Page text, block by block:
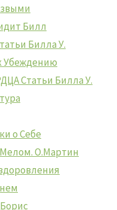
Билл
Билла У.
Убеждению
Статьи Билла У.
о Себе
О.Мартин